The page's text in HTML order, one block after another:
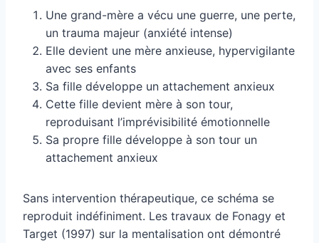
Une grand-mère a vécu une guerre, une perte,
un trauma majeur (anxiété intense)
Elle devient une mère anxieuse, hypervigilante
avec ses enfants
Sa fille développe un attachement anxieux
Cette fille devient mère à son tour,
reproduisant l’imprévisibilité émotionnelle
Sa propre fille développe à son tour un
attachement anxieux
Sans intervention thérapeutique, ce schéma se
reproduit indéfiniment. Les travaux de Fonagy et
Target (1997) sur la mentalisation ont démontré